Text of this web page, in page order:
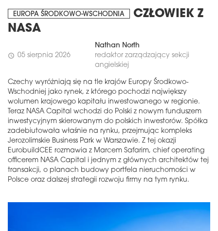
EUROPA ŚRODKOWO-WSCHODNIA
CZŁOWIEK Z
NASA
schedule 05 sierpnia 2026
Nathan North
redaktor zarządzający sekcji
angielskiej
Czechy wyróżniają się na tle krajów Europy Środkowo-
Wschodniej jako rynek, z którego pochodzi największy
wolumen krajowego kapitału inwestowanego w regionie.
Teraz NASA Capital wchodzi do Polski z nowym funduszem
inwestycyjnym skierowanym do polskich inwestorów. Spółka
zadebiutowała właśnie na rynku, przejmując kompleks
Jerozolimskie Business Park w Warszawie. Z tej okazji
EurobuildCEE rozmawia z Marcem Safarim, chief operating
officerem NASA Capital i jednym z głównych architektów tej
transakcji, o planach budowy portfela nieruchomości w
Polsce oraz dalszej strategii rozwoju firmy na tym rynku.